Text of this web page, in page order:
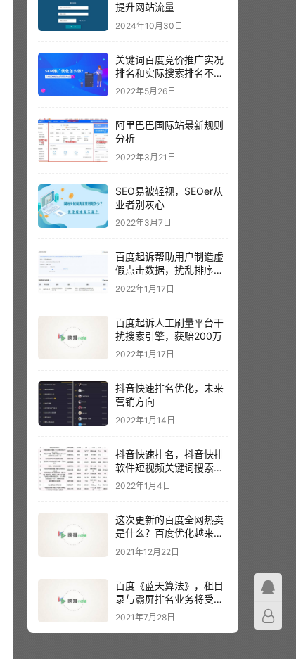
提升网站流量
2024年10月30日
关键词百度竞价推广实况
排名和实际搜索排名不一
样？以哪个为准呢？
2022年5月26日
阿里巴巴国际站最新规则
分析
2022年3月21日
SEO易被轻视，SEOer从
业者别灰心
2022年3月7日
百度起诉帮助用户制造虚
假点击数据，扰乱排序结
果。
2022年1月17日
百度起诉人工刷量平台干
扰搜索引擎，获赔200万
2022年1月17日
抖音快速排名优化，未来
营销方向
2022年1月14日
抖音快速排名，抖音快排
软件短视频关键词搜索排
名
2022年1月4日
这次更新的百度全网热卖
是什么？百度优化越来越
难？
2021年12月22日
百度《蓝天算法》，租目
录与霸屏排名业务将受到
主要影响
2021年7月28日